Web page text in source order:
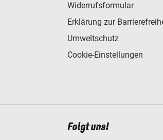
Widerrufsformular
Erklärung zur
Umweltschutz
Cookie-Einstellungen
Folgt uns!